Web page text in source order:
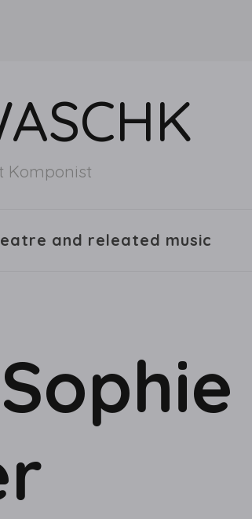
Komponist
and releated music